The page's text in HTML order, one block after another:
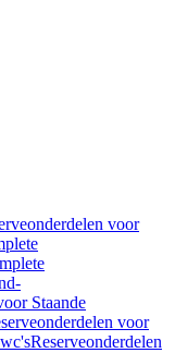
voor
Staande
voor
Reserveonderdelen